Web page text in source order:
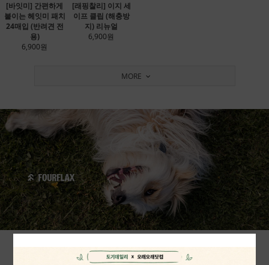
[바잇미] 간편하게
붙이는 헤잇미 패치
24매입 (반려견 전
용)
6,900원
[래핑찰리] 이지 세
이프 클립 (해충방
지) 리뉴얼
6,900원
MORE
VEGAN